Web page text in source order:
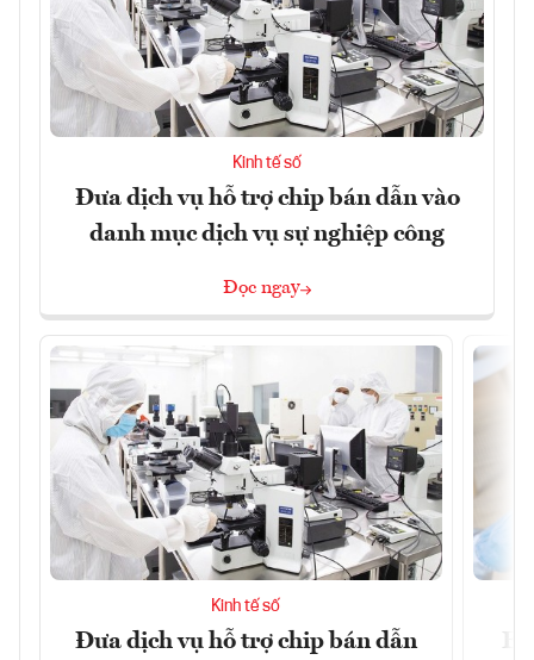
Kinh tế số
Đưa dịch vụ hỗ trợ chip bán dẫn vào
danh mục dịch vụ sự nghiệp công
Đọc ngay
Kinh tế số
Đưa dịch vụ hỗ trợ chip bán dẫn